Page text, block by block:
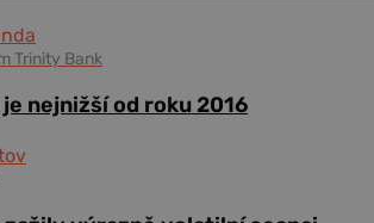
Trinity Bank
nejnižší od roku 2016